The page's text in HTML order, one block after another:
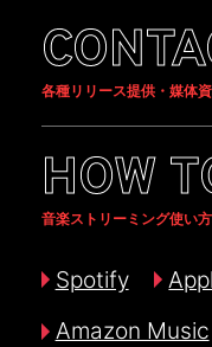
各種リリース提供・媒体
HOW
音楽ストリーミング使い
Spotify
Amazon Music